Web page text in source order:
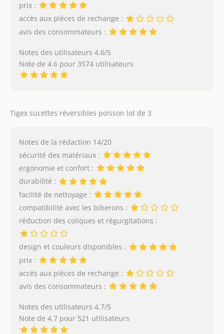
6-18 mois et 18-36 mois
Sans BPA : toutes les
sucettes Tommee Tippee
davantage de tranquillité
d'esprit
prix :
accès aux pièces de rechange :
avis des consommateurs :
Notes des utilisateurs 4.6/5
Note de 4.6 pour 3574 utilisateurs
Tigex sucettes réversibles poisson lot de 3
Notes de la rédaction 14/20
sécurité des matériaux :
ergonomie et confort :
durabilité :
facilité de nettoyage :
compatibilité avec les biberons :
réduction des coliques et régurgitations :
design et couleurs disponibles :
prix :
accès aux pièces de rechange :
avis des consommateurs :
Notes des utilisateurs 4.7/5
Note de 4.7 pour 521 utilisateurs